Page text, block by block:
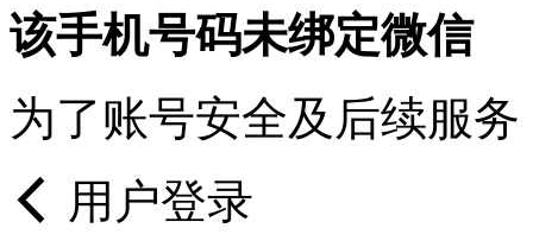
该手机号码未绑定微信
为了账号安全及后续服
用户登录